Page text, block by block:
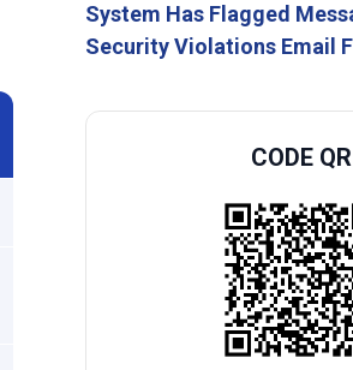
System Has Flagged
Security Violations Email
CODE QR